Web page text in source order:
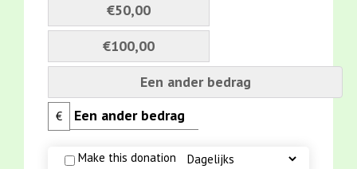
€50,00
€100,00
Een ander bedrag
€
Make this donation